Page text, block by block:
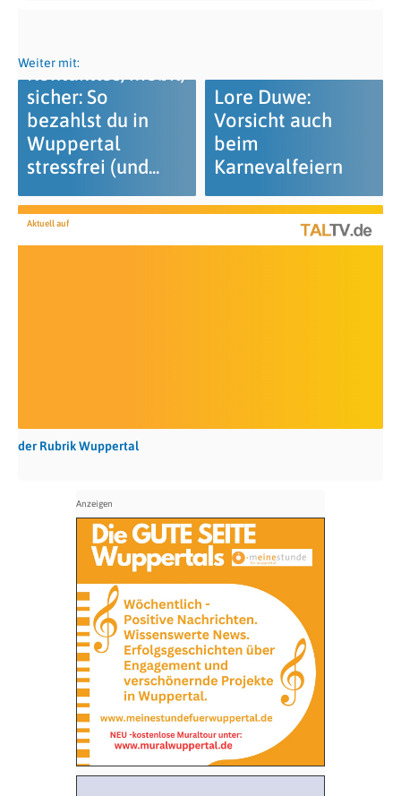
Weiter mit:
Kontaktlos, mobil,
sicher: So
bezahlst du in
Wuppertal
stressfrei (und...
Lore Duwe:
Vorsicht auch
beim
Karnevalfeiern
Aktuell auf
der Rubrik Wuppertal